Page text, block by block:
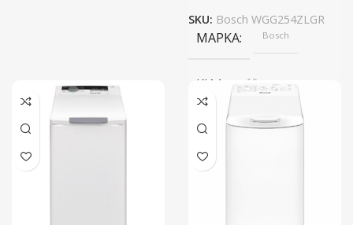
SKU: Bosch WGG254ZLGR
ΜΆΡΚΑ Bosch
ΚΙΛΆ 10
ΛΕΙΤΟΥΡΓΊΑ ΑΤΜΟΎ
Ναί